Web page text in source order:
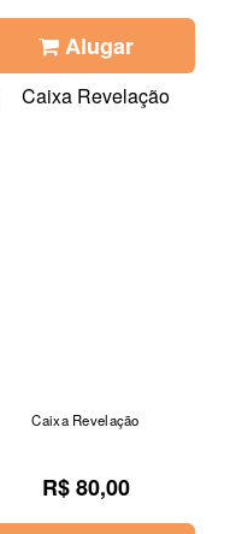
Alugar
Caixa Revelação
R$ 80,00